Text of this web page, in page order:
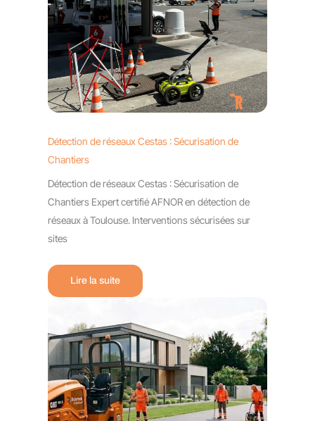
Détection de réseaux Cestas : Sécurisation de
Chantiers
Détection de réseaux Cestas : Sécurisation de
Chantiers Expert certifié AFNOR en détection de
réseaux à Toulouse. Interventions sécurisées sur
sites
Lire la suite